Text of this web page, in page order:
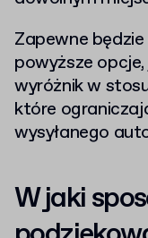
Zapewne
powyższe
wyróżnik w
które
wysyłanego
W jaki